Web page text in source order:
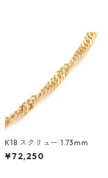
K18 スクリュー 1.73mm
¥72,250